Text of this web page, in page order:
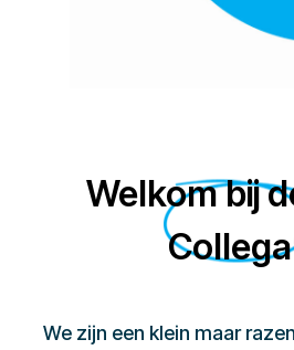
Welkom bij
We zijn een klein maar